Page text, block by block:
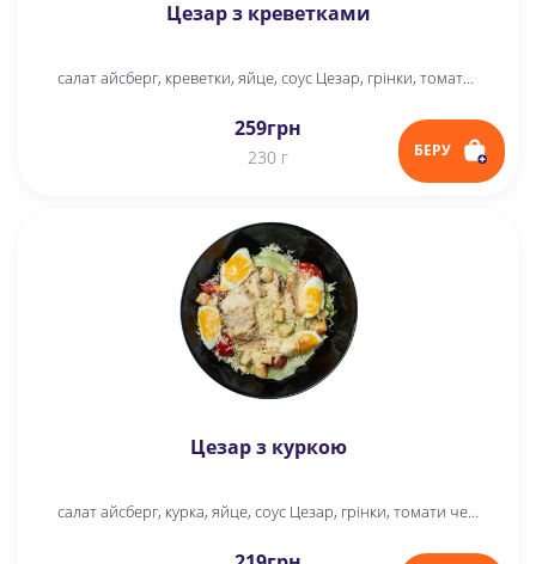
Цезар з креветками
салат айсберг, креветки, яйце, соус Цезар, грінки, томати черрі, пармезан
259грн
230 г БЕРУ
Цезар з куркою
салат айсберг, курка, яйце, соус Цезар, грінки, томати черрі, пармезан